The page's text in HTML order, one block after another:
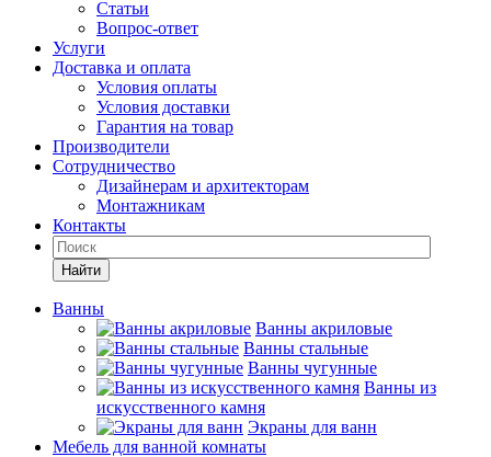
Статьи
Вопрос-ответ
Услуги
Доставка и оплата
Условия оплаты
Условия доставки
Гарантия на товар
Производители
Сотрудничество
Дизайнерам и архитекторам
Монтажникам
Контакты
Найти
Ванны
Ванны акриловые
Ванны стальные
Ванны чугунные
Ванны из
искусственного камня
Экраны для ванн
Мебель для ванной комнаты